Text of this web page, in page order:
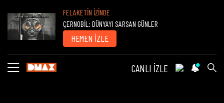
FELAKETİN İZİNDE
ÇERNOBİL: DÜNYAYI SARSAN GÜNLER
HEMEN İZLE
CANLI İZLE